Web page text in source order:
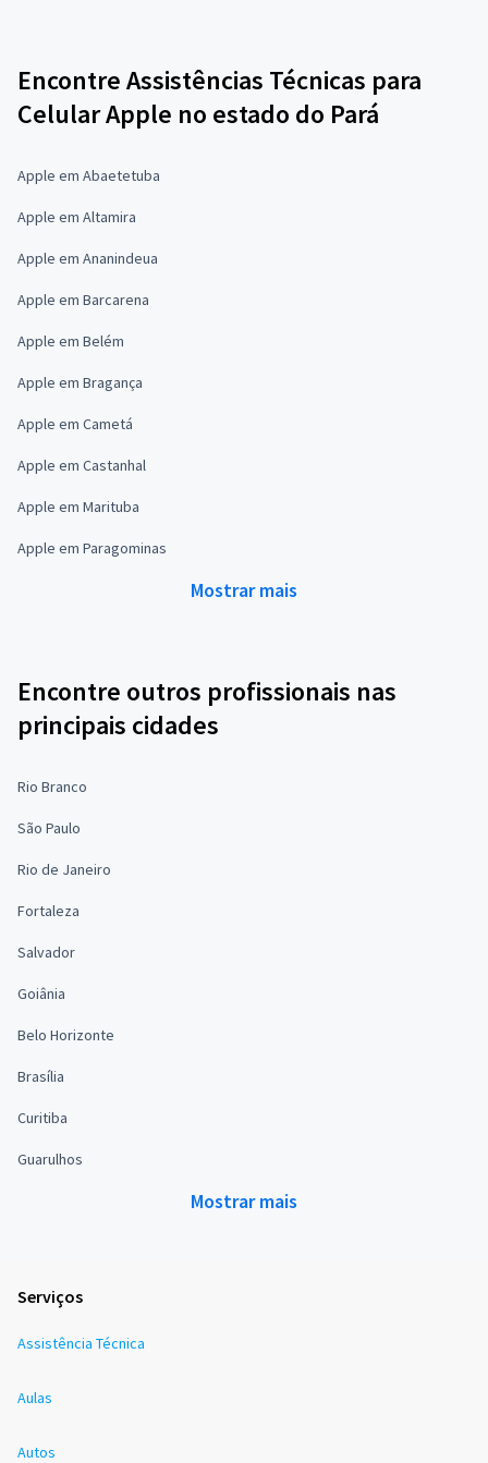
Encontre Assistências Técnicas para
Celular Apple no estado do Pará
Apple em Abaetetuba
Apple em Altamira
Apple em Ananindeua
Apple em Barcarena
Apple em Belém
Apple em Bragança
Apple em Cametá
Apple em Castanhal
Apple em Marituba
Apple em Paragominas
Mostrar mais
Encontre outros profissionais nas
principais cidades
Rio Branco
São Paulo
Rio de Janeiro
Fortaleza
Salvador
Goiânia
Belo Horizonte
Brasília
Curitiba
Guarulhos
Mostrar mais
Serviços
Assistência Técnica
Aulas
Autos